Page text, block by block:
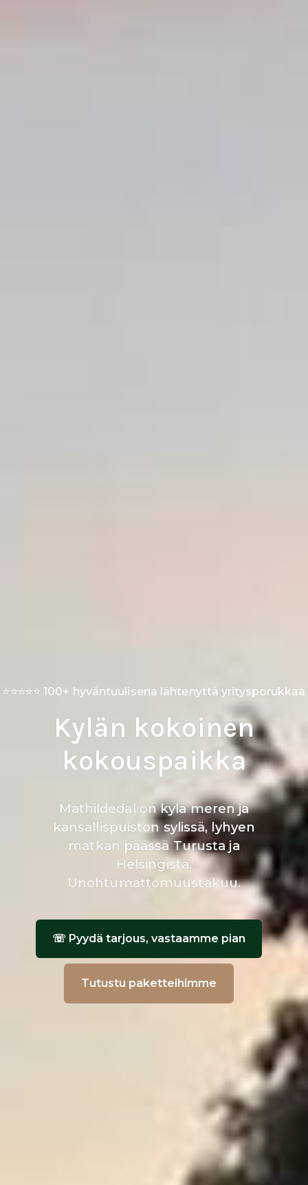
⭐⭐⭐⭐⭐ 100+ hyväntuulisena lähtenyttä yritysporukkaa
Kylän kokoinen
kokouspaikka
Mathildedal on kylä meren ja
kansallispuiston sylissä, lyhyen
matkan päässä Turusta ja
Helsingistä.
Unohtumattomuustakuu.
☏ Pyydä tarjous, vastaamme pian
Tutustu paketteihimme